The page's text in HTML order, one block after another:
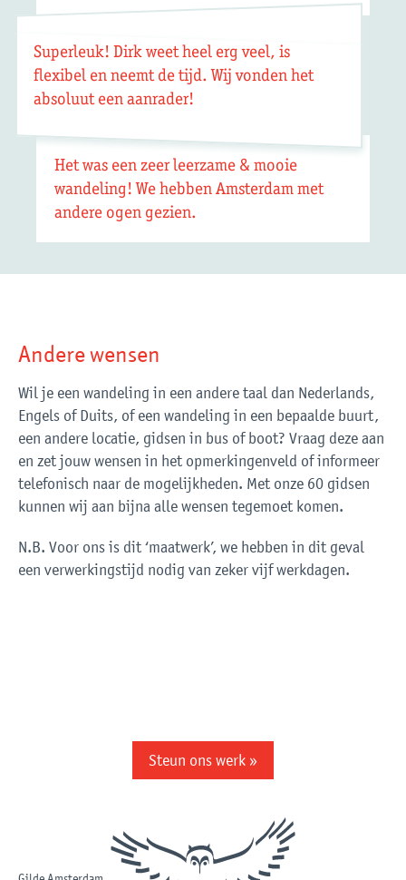
Superleuk! Dirk weet heel erg veel, is
flexibel en neemt de tijd. Wij vonden het
absoluut een aanrader!
Het was een zeer leerzame & mooie
wandeling! We hebben Amsterdam met
andere ogen gezien.
Andere wensen
Wil je een wandeling in een andere taal dan Nederlands,
Engels of Duits, of een wandeling in een bepaalde buurt,
een andere locatie, gidsen in bus of boot? Vraag deze aan
en zet jouw wensen in het opmerkingenveld of informeer
telefonisch naar de mogelijkheden. Met onze 60 gidsen
kunnen wij aan bijna alle wensen tegemoet komen.
N.B. Voor ons is dit ‘maatwerk’, we hebben in dit geval
een verwerkingstijd nodig van zeker vijf werkdagen.
Steun ons werk »